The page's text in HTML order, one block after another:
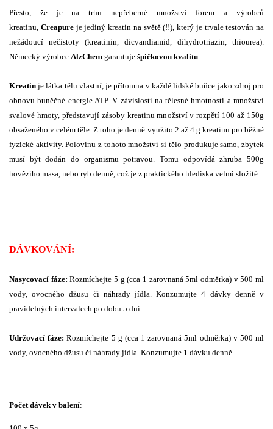
Přesto, že je na trhu nepřeberné množství forem a výrobců
kreatinu, Creapureje jediný kreatin na světě (!!), který je trvale testován na
nežádoucí nečistoty (kreatinin, dicyandiamid, dihydrotriazin, thiourea).
Německý výrobce AlzChem garantuje špičkovou kvalitu
Kreatin je látka tělu vlastní, je přítomna v každé lidské buňce jako zdroj pro
obnovu buněčné energie ATP. V závislosti na tělesné hmotnosti a množství
svalové hmoty, představují zásoby kreatinu množství v rozpětí 100 až 150g
obsaženého v celém těle. Z toho je denně využito 2 až 4 g kreatinu pro běžné
fyzické aktivity. Polovinu z tohoto množství si tělo produkuje samo, zbytek
musí být dodán do organismu potravou. Tomu odpovídá zhruba 500g
hovězího masa, nebo ryb denně, což je z praktického hlediska velmi složité.
DÁVKOVÁNÍ:
Nasycovací fáze: Rozmíchejte 5 g (cca 1 zarovnaná 5ml odměrka) v 500 ml
vody, ovocného džusu či náhrady jídla. Konzumujte 4 dávky denně v
pravidelných intervalech po dobu 5 dní.
Udržovací fáze: Rozmíchejte 5 g (cca 1 zarovnaná 5ml odměrka) v 500 ml
vody, ovocného džusu či náhrady jídla. Konzumujte 1 dávku denně.
Počet dávek v balení: